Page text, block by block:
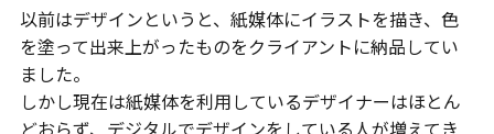
以前はデザインというと、紙媒体にイラストを描き、色
を塗って出来上がったものをクライアントに納品してい
ました。
しかし現在は紙媒体を利用しているデザイナーはほとん
どおらず、デジタルでデザインをしている人が増えてき